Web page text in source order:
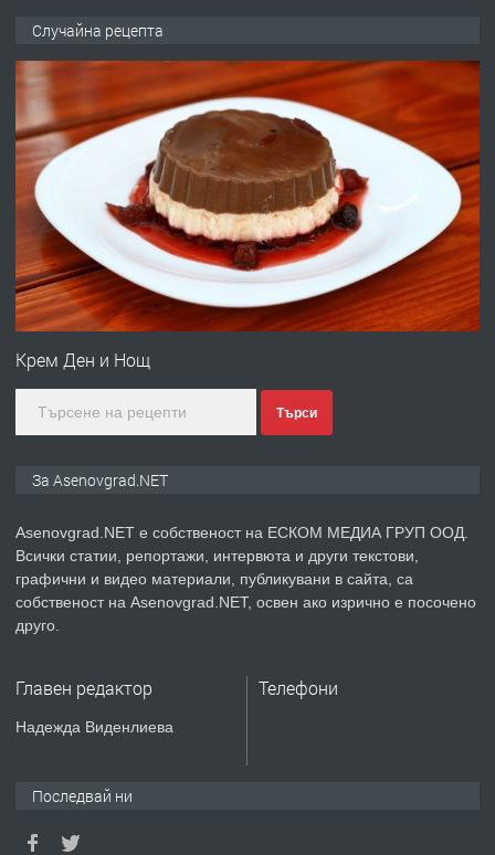
преди 10 месеца
ПРЕДЛАГА
Професионална броячна машина -
със сертификат от ЕЦБ
преди 1 година
ПРЕДЛАГА
Професионална зеленчукорезачка
преди 2 години
ПРЕДЛАГА
Давам индивидуалани уроци по
ремонт на покриви
Случайна рецепта
Крем Ден и Нощ
Търси
За Asenovgrad.NET
Asenovgrad.NET е собственост на ЕСКОМ МЕДИА ГРУП ООД.
Всички статии, репортажи, интервюта и други текстови,
графични и видео материали, публикувани в сайта, са
собственост на Asenovgrad.NET, освен ако изрично е посочено
друго.
Главен редактор
Надежда Виденлиева
Телефони
Последвай ни